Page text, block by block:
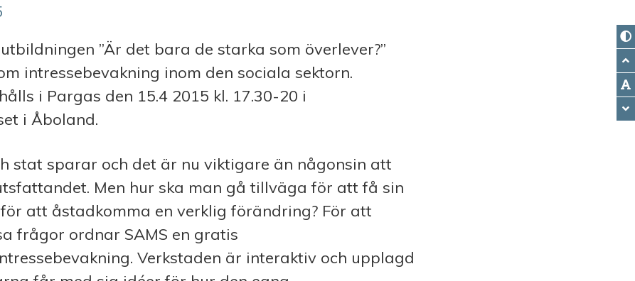
”Är det bara de starka som överlever?”
intressebevakning inom den sociala sektorn.
i Pargas den 15.4 2015 kl. 17.30-20 i
i Åboland.
stat sparar och det är nu viktigare än någonsin att
Men hur ska man gå tillväga för att få sin
att åstadkomma en verklig förändring? För att
frågor ordnar SAMS en gratis
Verkstaden är interaktiv och upplagd